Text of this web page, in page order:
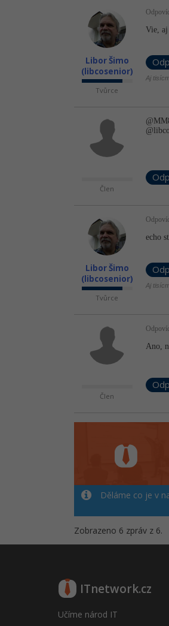
Libor Šimo
(libcosenior)
Tvůrce
Vie, aj
Aj
Člen
Libor Šimo
(libcosenior)
Tvůrce
echo
Aj
Člen
Ano,
Děláme co je v
Zobrazeno 6 zpráv z 6.
ITnetwork.cz
Učíme národ IT